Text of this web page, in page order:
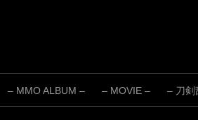
– MMO ALBUM – – MOVIE – – 刀剣